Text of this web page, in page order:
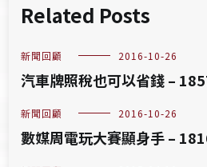
Related Posts
新聞回顧 2016-10-26
汽車牌照稅也可以省錢 –
新聞回顧 2016-10-26
數媒周電玩大賽顯身手 –